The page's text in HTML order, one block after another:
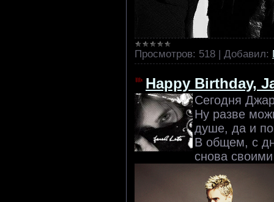
Просмотров: 518 | Добавил:
Happy Birthday,
Сегодня
Ну разве
душе, да и
В общем, с
снова